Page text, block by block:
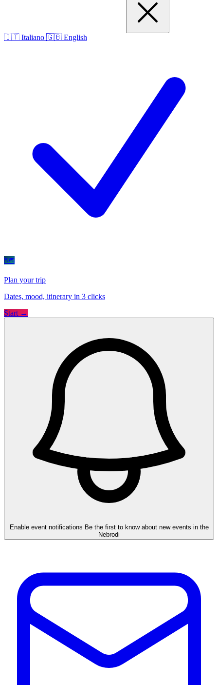
🇮🇹 Italiano 🇬🇧 English
🗺
Plan your trip
Dates, mood, itinerary in 3 clicks
Start →
Enable event notifications Be the first to know about new events in the
Nebrodi